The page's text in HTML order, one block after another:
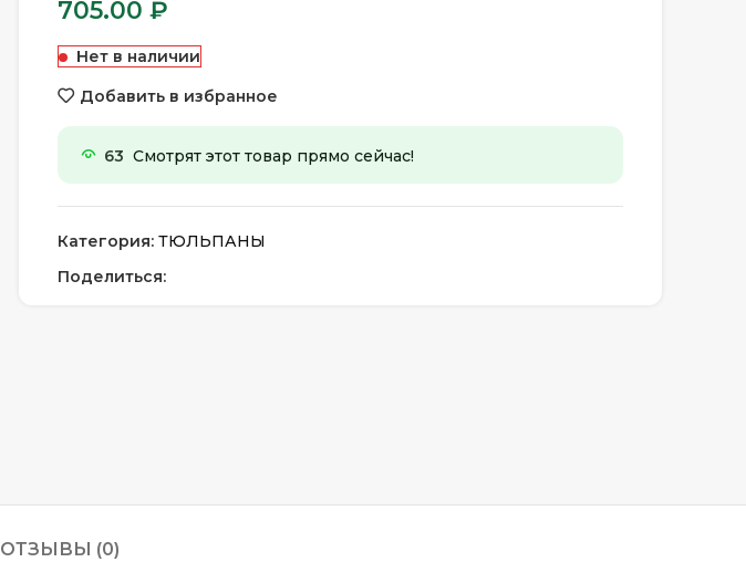
705.00 ₽
Нет в наличии
Добавить в избранное
63 Смотрят этот товар прямо сейчас!
Категория: ТЮЛЬПАНЫ
Поделиться:
ОТЗЫВЫ (0)